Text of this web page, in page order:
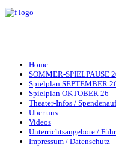
Home
SOMMER-SPIELPAUSE
Spielplan SEPTEMBER
Spielplan OKTOBER 26
Theater-Infos /
Über uns
Videos
Unterrichtsangebote /
Impressum / Datenschutz